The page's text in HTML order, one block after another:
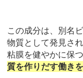
この成分は、別名
物質として発見さ
粘膜を健やかに保つ
質を作りだす働き